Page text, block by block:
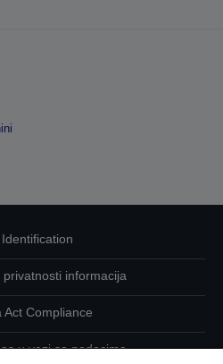
privatnosti informacija
Act Compliance
u vezi sa podacima